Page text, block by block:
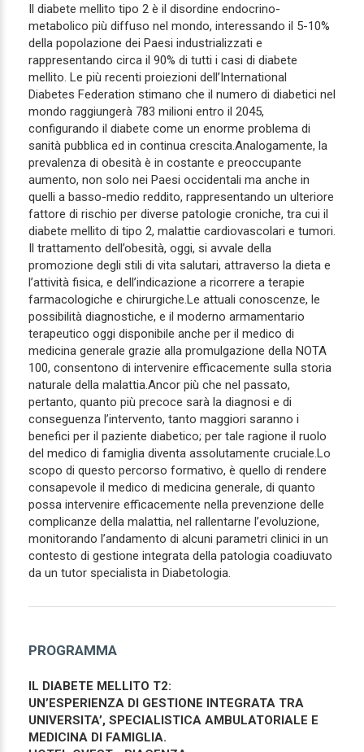
Il diabete mellito tipo 2 è il disordine endocrino-
metabolico più diffuso nel mondo, interessando il 5-10%
della popolazione dei Paesi industrializzati e
rappresentando circa il 90% di tutti i casi di diabete
mellito. Le più recenti proiezioni dell’International
Diabetes Federation stimano che il numero di diabetici nel
mondo raggiungerà 783 milioni entro il 2045,
configurando il diabete come un enorme problema di
sanità pubblica ed in continua crescita.Analogamente, la
prevalenza di obesità è in costante e preoccupante
aumento, non solo nei Paesi occidentali ma anche in
quelli a basso-medio reddito, rappresentando un ulteriore
fattore di rischio per diverse patologie croniche, tra cui il
diabete mellito di tipo 2, malattie cardiovascolari e tumori.
Il trattamento dell’obesità, oggi, si avvale della
promozione degli stili di vita salutari, attraverso la dieta e
l’attività fisica, e dell’indicazione a ricorrere a terapie
farmacologiche e chirurgiche.Le attuali conoscenze, le
possibilità diagnostiche, e il moderno armamentario
terapeutico oggi disponibile anche per il medico di
medicina generale grazie alla promulgazione della NOTA
100, consentono di intervenire efficacemente sulla storia
naturale della malattia.Ancor più che nel passato,
pertanto, quanto più precoce sarà la diagnosi e di
conseguenza l’intervento, tanto maggiori saranno i
benefici per il paziente diabetico; per tale ragione il ruolo
del medico di famiglia diventa assolutamente cruciale.Lo
scopo di questo percorso formativo, è quello di rendere
consapevole il medico di medicina generale, di quanto
possa intervenire efficacemente nella prevenzione delle
complicanze della malattia, nel rallentarne l’evoluzione,
monitorando l’andamento di alcuni parametri clinici in un
contesto di gestione integrata della patologia coadiuvato
da un tutor specialista in Diabetologia.
PROGRAMMA
IL DIABETE MELLITO T2:
UN’ESPERIENZA DI GESTIONE INTEGRATA TRA
UNIVERSITA’, SPECIALISTICA AMBULATORIALE E
MEDICINA DI FAMIGLIA.